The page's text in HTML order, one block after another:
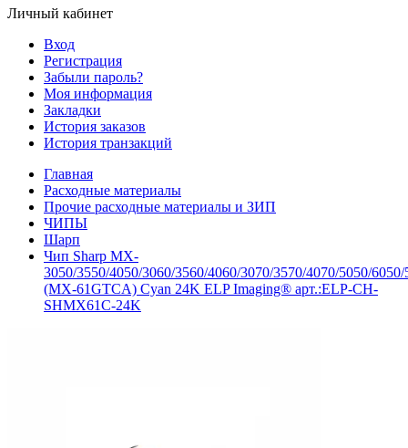
Личный кабинет
Вход
Регистрация
Забыли пароль?
Моя информация
Закладки
История заказов
История транзакций
Главная
Расходные материалы
Прочие расходные материалы и ЗИП
ЧИПЫ
Шарп
Чип Sharp MX-
3050/3550/4050/3060/3560/4060/3070/3570/4070/5050/
(MX-61GTCA) Cyan 24K ELP Imaging® арт.:ELP-CH-
SHMX61C-24K